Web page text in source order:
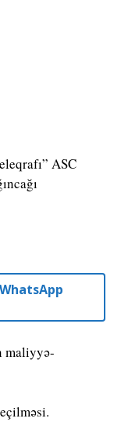
ASC
maliyyə-